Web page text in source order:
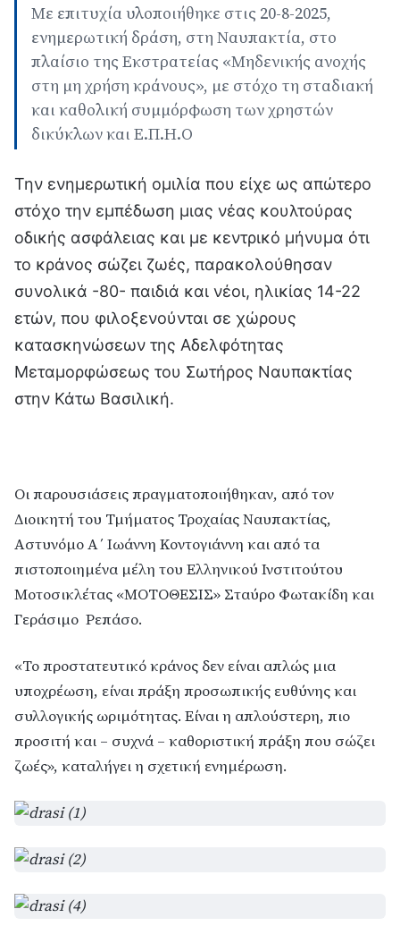
Με επιτυχία υλοποιήθηκε στις 20-8-2025,
ενημερωτική δράση, στη Ναυπακτία, στο
πλαίσιο της Εκστρατείας «Μηδενικής ανοχής
στη μη χρήση κράνους», με στόχο τη σταδιακή
και καθολική συμμόρφωση των χρηστών
δικύκλων και Ε.Π.Η.Ο
Την ενημερωτική ομιλία που είχε ως απώτερο
στόχο την εμπέδωση μιας νέας κουλτούρας
οδικής ασφάλειας και με κεντρικό μήνυμα ότι
το κράνος σώζει ζωές, παρακολούθησαν
συνολικά -80- παιδιά και νέοι, ηλικίας 14-22
ετών, που φιλοξενούνται σε χώρους
κατασκηνώσεων της Αδελφότητας
Μεταμορφώσεως του Σωτήρος Ναυπακτίας
στην Κάτω Βασιλική.
Οι παρουσιάσεις πραγματοποιήθηκαν, από τον
Διοικητή του Τμήματος Τροχαίας Ναυπακτίας,
Αστυνόμο Α΄ Ιωάννη Κοντογιάννη και από τα
πιστοποιημένα μέλη του Ελληνικού Ινστιτούτου
Μοτοσικλέτας «ΜΟΤΟΘΕΣΙΣ» Σταύρο Φωτακίδη και
Γεράσιμο Ρεπάσο.
«Το προστατευτικό κράνος δεν είναι απλώς μια
υποχρέωση, είναι πράξη προσωπικής ευθύνης και
συλλογικής ωριμότητας. Είναι η απλούστερη, πιο
προσιτή και – συχνά – καθοριστική πράξη που σώζει
ζωές», καταλήγει η σχετική ενημέρωση.